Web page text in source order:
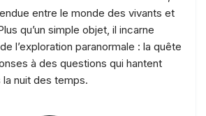
entre le monde des vivants et
qu’un simple objet, il incarne
l’exploration paranormale : la quête
à des questions qui hantent
la nuit des temps.